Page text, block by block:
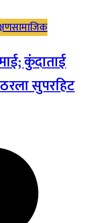
सामाजिक
कुंदाताई
सुपरहिट